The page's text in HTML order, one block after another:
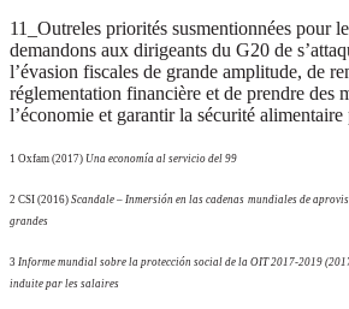
11_Outreles priorités susmentionnées pour
demandons aux dirigeants du G20 de
l’évasion fiscales de grande amplitude, de
réglementation financière et de prendre des
l’économie et garantir la sécurité alimentaire
1 Oxfam (2017) Una economía al servicio del 99
2 CSI (2016)Scandale – Inmersión en las cadenas mundiales de
grandes
3 Informe mundial sobre la protección social de la OIT 2017-2019
induite par les salaires